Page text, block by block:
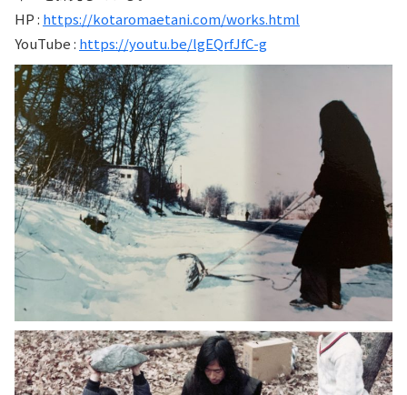
HP : https://kotaromaetani.com/works.html
YouTube : https://youtu.be/lgEQrfJfC-g